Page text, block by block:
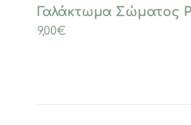
Γαλάκτωμα Σώματος
9,00€